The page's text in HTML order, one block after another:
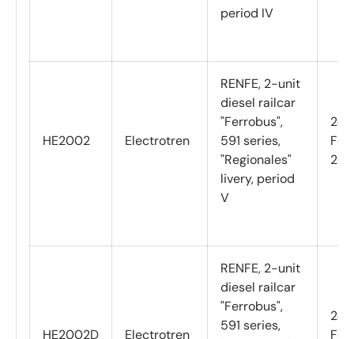
period IV
HE2002 Electrotren
RENFE, 2-unit
diesel railcar
"Ferrobus",
591 series,
"Regionales"
livery, period
V
24
Feb
HE2002D Electrotren
RENFE, 2-unit
diesel railcar
"Ferrobus",
591 series,
24
Feb